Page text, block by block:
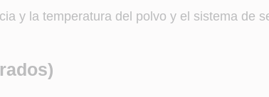
y la temperatura del polvo y el sistema de